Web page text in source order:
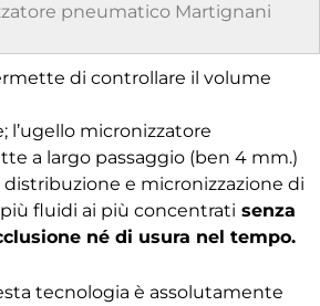
pneumatico Martignani
di controllare il volume
l’ugello micronizzatore
a largo passaggio (ben 4 mm.)
distribuzione e micronizzazione di
fluidi ai più concentrati senza
né di usura nel tempo.
tecnologia è assolutamente